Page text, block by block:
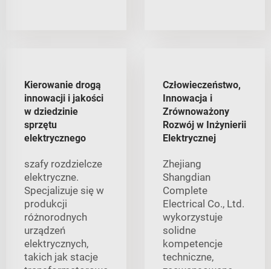
Kierowanie drogą
innowacji i jakości
w dziedzinie
sprzętu
elektrycznego
szafy rozdzielcze
elektryczne.
Specjalizuje się w
produkcji
różnorodnych
urządzeń
elektrycznych,
takich jak stacje
Człowieczeństwo,
Innowacja i
Zrównoważony
Rozwój w Inżynierii
Elektrycznej
Zhejiang
Shangdian
Complete
Electrical Co., Ltd.
wykorzystuje
solidne
kompetencje
techniczne,